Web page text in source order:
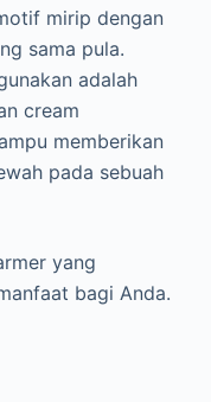
mirip dengan
sama pula.
adalah
cream
memberikan
pada sebuah
yang
bagi Anda.